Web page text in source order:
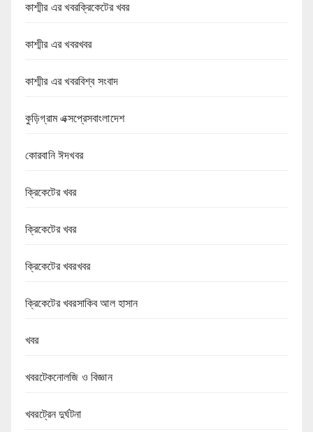
কাশ্মীর এর খবরক্রিকেটের খবর
কাশ্মীর এর খবরখবর
কাশ্মীর এর খবরবিশ্ব সংবাদ
কুড়িগ্রাম এক্সপ্রেসবাংলাদেশ
কোরবানি ঈদখবর
ক্রিকেটের খবর
ক্রিকেটের খবর
ক্রিকেটের খবরখবর
ক্রিকেটের খবরসাকিব আল হাসান
খবর
খবরটেকনোলজি ও বিজ্ঞান
খবরট্রেন দুর্ঘটনা